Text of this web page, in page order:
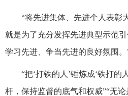
“将先进集体、先进个人表彰
就是为了充分发挥先进典型示范
学习先进、争当先进的良好氛围。
“把‘打铁的人’锤炼成‘铁打的
杆，保持监督的底气和权威”“无